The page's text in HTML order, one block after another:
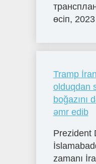
өсіп,
Tramp
olduqdan
boğazını
əmr edib
Prezident
zamanı